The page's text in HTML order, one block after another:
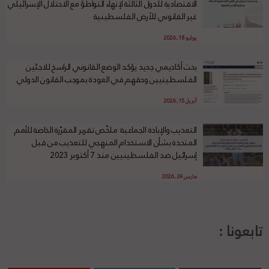
الاقتصادية للدول الثالثة لإنهاء التواطؤ مع الاحتلال الإسرائيلي
غير القانوني للأرض الفلسطينية
يوليو 18, 2026
بحث أكاديمي جديد يؤكد الوضع القانوني الراسخ للاجئين
الفلسطينيين وحقهم في العودة بموجب القانون الدولي
أبريل 15, 2026
التعذيب والإبادة الجماعية: ملخّص تقرير المقرّرة الخاصة للأمم
المتحدة بشأن الاستخدام المنهجي للتعذيب من قبل
إسرائيل ضد الفلسطينيين منذ 7 أكتوبر 2023
مارس 24, 2026
تابعونا :